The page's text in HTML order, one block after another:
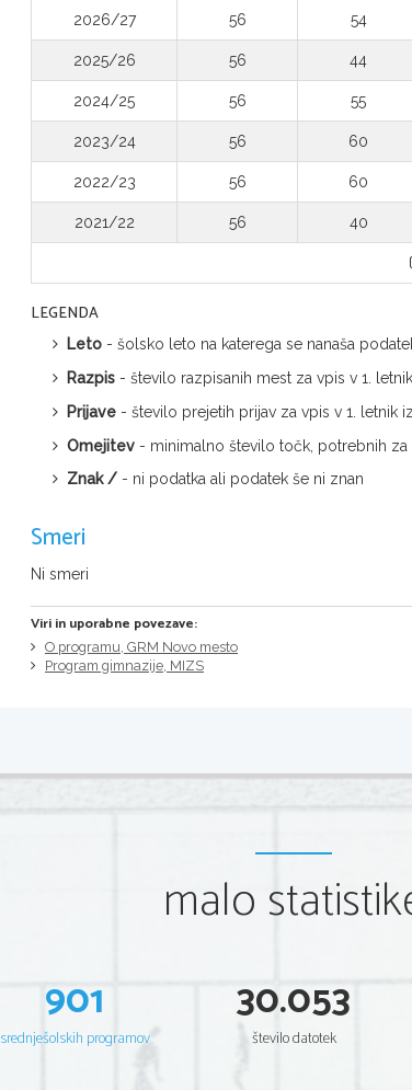
2026/27 56 54
2025/26 56 44
2024/25 56 55
2023/24 56 60
2022/23 56 60
2021/22 56 40
LEGENDA
Leto - šolsko leto na katerega se nanaša
Razpis - število razpisanih mest za vpis v 1.
Prijave - število prejetih prijav za vpis v 1. letnik
Omejitev - minimalno število točk, potrebnih
Znak / - ni podatka ali podatek še ni znan
Smeri
Ni smeri
Viri in uporabne povezave:
O programu, GRM Novo mesto
Program gimnazije, MIZS
malo
901
srednješolskih programov
30.053
število datotek